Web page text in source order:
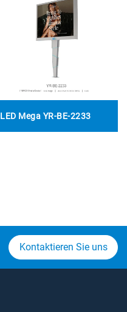
LED Mega YR-BE-2233
Kontaktieren Sie uns